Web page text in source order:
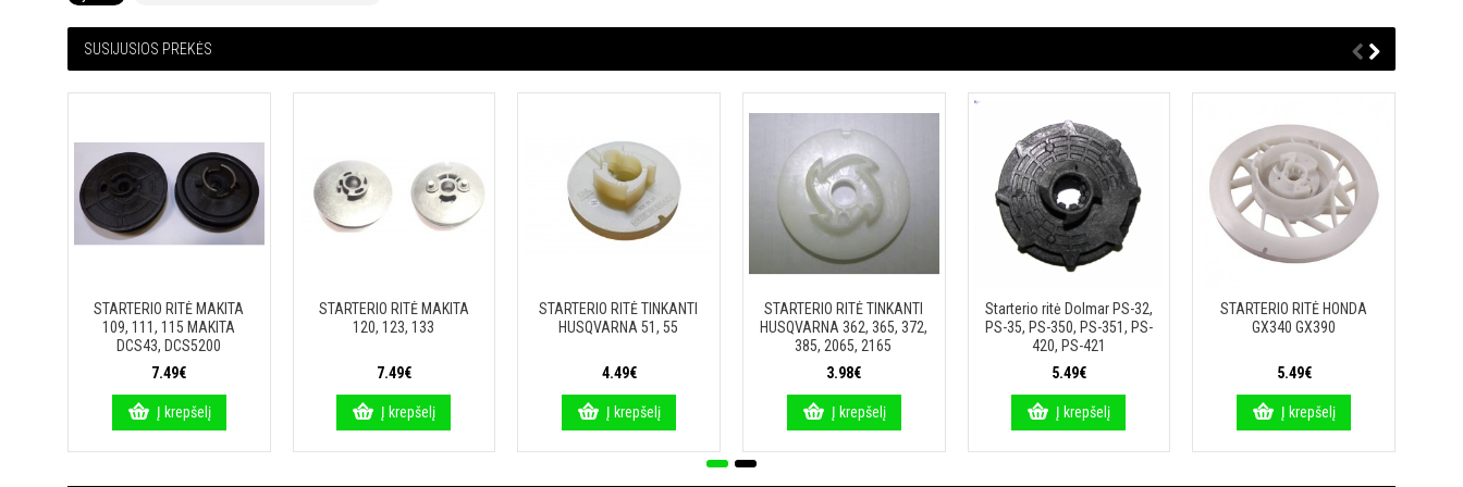
SUSIJUSIOS PREKĖS
STARTERIO RITĖ MAKITA
109, 111, 115 MAKITA
DCS43, DCS5200
7.49€
Į krepšelį
STARTERIO RITĖ MAKITA
120, 123, 133
7.49€
Į krepšelį
STARTERIO RITĖ TINKANTI
HUSQVARNA 51, 55
4.49€
Į krepšelį
STARTERIO RITĖ TINKANTI
HUSQVARNA 362, 365, 372,
385, 2065, 2165
3.98€
Į krepšelį
Starterio ritė Dolmar PS-32,
PS-35, PS-350, PS-351, PS-
420, PS-421
5.49€
Į krepšelį
STARTERIO RITĖ HONDA
GX340 GX390
5.49€
Į krepšelį